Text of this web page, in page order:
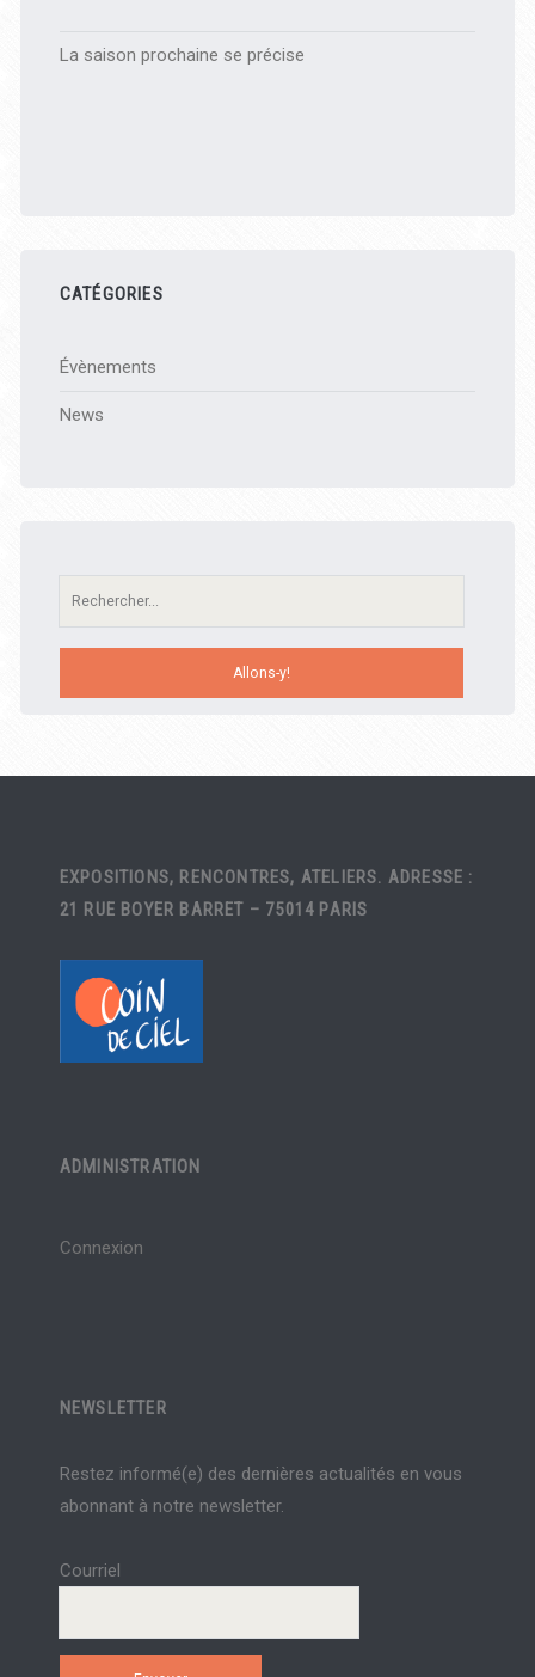
La saison prochaine se précise
CATÉGORIES
Évènements
News
Recherche:
EXPOSITIONS, RENCONTRES, ATELIERS. ADRESSE :
21 RUE BOYER BARRET – 75014 PARIS
ADMINISTRATION
Connexion
NEWSLETTER
Restez informé(e) des dernières actualités en vous
abonnant à notre newsletter.
Courriel